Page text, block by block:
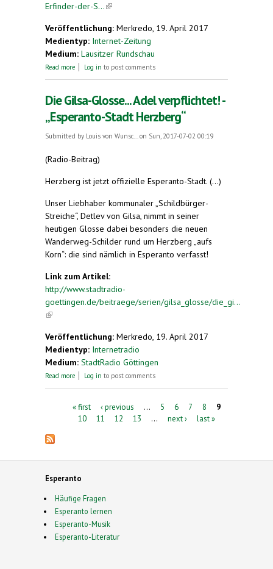
Erfinder-der-S...(link is external)
Veröffentlichung: Merkredo, 19. April 2017
Medientyp: Internet-Zeitung
Medium: Lausitzer Rundschau
Read more about Ehre für Erfinder der Sprache ohne Land
Log in to post comments
Die Gilsa-Glosse... Adel verpflichtet! -
„Esperanto-Stadt Herzberg“
Submitted by Louis von Wunsc...on Sun, 2017-07-02 00:19
(Radio-Beitrag)
Herzberg ist jetzt offizielle Esperanto-Stadt. (...)
Unser Liebhaber kommunaler „Schildbürger-
Streiche“, Detlev von Gilsa, nimmt in seiner
heutigen Glosse dabei besonders die neuen
Wanderweg-Schilder rund um Herzberg „aufs
Korn“: die sind nämlich in Esperanto verfasst!
Link zum Artikel:
http://www.stadtradio-
goettingen.de/beitraege/serien/gilsa_glosse/die_gi...
(link is external)
Veröffentlichung: Merkredo, 19. April 2017
Medientyp: Internetradio
Medium: StadtRadio Göttingen
Read more about Die Gilsa-Glosse... Adel verpflichtet! -
Log in to post comments
Pages« first ‹ previous … 5 6 7 8
9
10
11 12 13 … next › last »
Esperanto
Häufige Fragen
Esperanto lernen
Esperanto-Musik
Esperanto-Literatur